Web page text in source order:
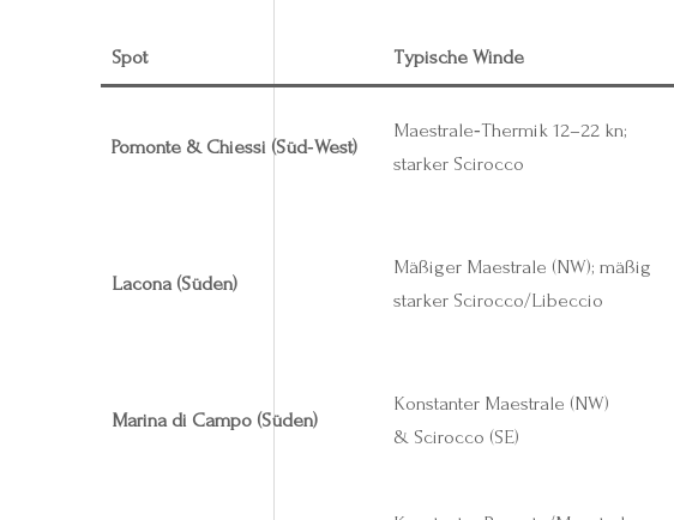
Spot Typische Winde
Pomonte & Chiessi (Süd‑West)
Maestrale‑Thermik 12–22 kn;
starker Scirocco
Lacona (Süden)
Mäßiger Maestrale (NW); mäßig
starker Scirocco/Libeccio
Marina di Campo (Süden)
Konstanter Maestrale (NW)
& Scirocco (SE)